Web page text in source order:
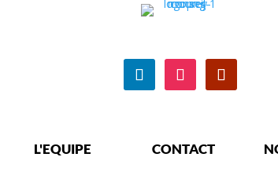
L'EQUIPE CONTACT